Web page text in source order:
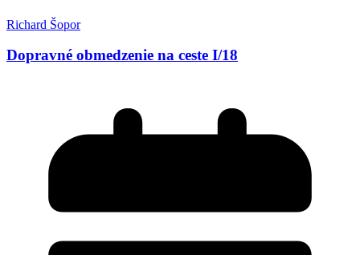
Richard Šopor
Dopravné obmedzenie na ceste I/18